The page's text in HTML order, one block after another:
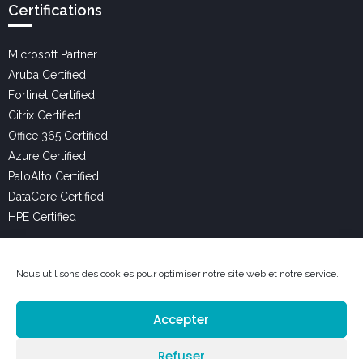
Nous utilisons des cookies pour optimiser notre site web et notre service.
Accepter
Certifications
Microsoft Partner
Aruba Certified
Fortinet Certified
Citrix Certified
Office 365 Certified
Azure Certified
PaloAlto Certified
DataCore Certified
HPE Certified
Liens Utiles
Expertises